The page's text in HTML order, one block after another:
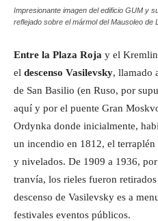
Impresionante imagen del edificio GUM y
reflejado sobre el mármol del Mausoleo de
Entre la Plaza Roja y el
el descenso Vasilevsky, llamado
de San Basilio (en Ruso, por
aquí y por el puente Gran
Ordynka donde inicialmente,
un incendio en 1812, el
y nivelados. De 1909 a 1936,
tranvía, los rieles fueron
descenso de Vasilevsky es a
festivales eventos públicos.